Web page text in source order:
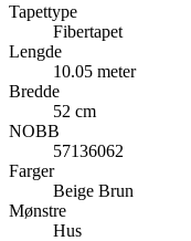
Tapettype
Fibertapet
Lengde
10.05 meter
Bredde
52 cm
NOBB
57136062
Farger
Beige Brun
Mønstre
Hus